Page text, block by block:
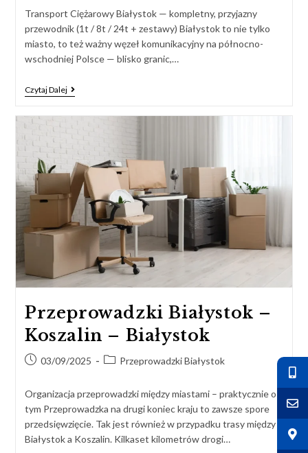
Transport Ciężarowy Białystok — kompletny, przyjazny
przewodnik (1t / 8t / 24t + zestawy) Białystok to nie tylko
miasto, to też ważny węzeł komunikacyjny na północno-
wschodniej Polsce — blisko granic,…
Czytaj Dalej
Przeprowadzki Białystok –
Koszalin – Białystok
03/09/2025 Przeprowadzki Białystok
Organizacja przeprowadzki między miastami – praktycznie o
tym Przeprowadzka na drugi koniec kraju to zawsze spore
przedsięwzięcie. Tak jest również w przypadku trasy między
Białystok a Koszalin. Kilkaset kilometrów drogi…